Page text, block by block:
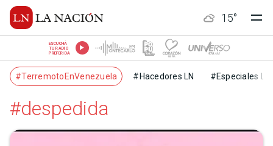
15°
ESCUCHÁ
TU RADIO
PREFERIDA
#TerremotoEnVenezuela #Hacedores LN #Especiales LN
#despedida